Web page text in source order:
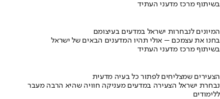
בשיתוף מרכז מדעני העתיד
המיונים לנבחרות ישראל במדעים בעיצומם
בחנו את עצמכם – אולי תהיו המדענים הבאים של ישראל
בשיתוף מרכז מדעני העתיד
הצעירים שמצליחים לפתור כל בעיה מדעית
נבחרת ישראל הצעירה במדעים מעניקה חוויה שהיא הרבה מעבר
ללימודים